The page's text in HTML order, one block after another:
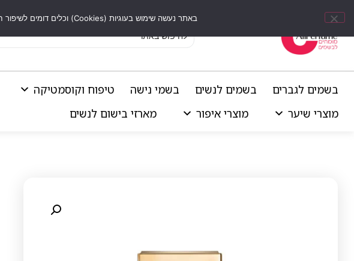
בשמים לגברים בשמים לנשים בשמי נישה
טיפוח וקוסמטיקה
מוצרי שיער
מוצרי איפור מארזי בישום לנשים
באתר נעשה שימוש בעוגיות (Cookies) וכלים דומים לשיפור חוויית הגלישה, התאמת תוכן אישי וביצוע ניתוחים סטטיסטיים.